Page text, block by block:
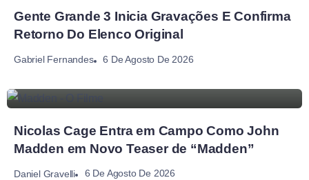
Gente Grande 3 Inicia Gravações E Confirma
Retorno Do Elenco Original
Gabriel Fernandes 6 De Agosto De 2026
Nicolas Cage Entra em Campo Como John
Madden em Novo Teaser de “Madden”
Daniel Gravelli 6 De Agosto De 2026